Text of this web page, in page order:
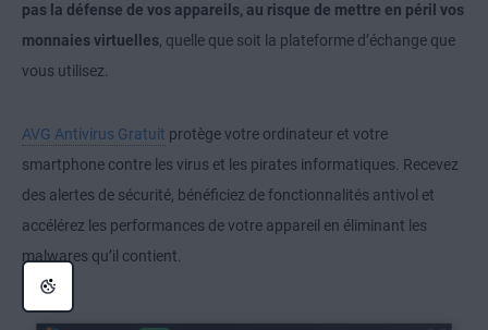
pas la défense de vos appareils, au risque de mettre en péril vos
monnaies virtuelles, quelle que soit la plateforme d’échange que
vous utilisez.
AVG Antivirus Gratuit protège votre ordinateur et votre
smartphone contre les virus et les pirates informatiques. Recevez
des alertes de sécurité, bénéficiez de fonctionnalités antivol et
accélérez les performances de votre appareil en éliminant les
malwares qu’il contient.